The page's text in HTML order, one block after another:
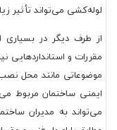
لوله‌کشی می‌تواند تأثیر
از طرف دیگر در
مقررات و استانداردهایی
موضوعاتی مانند محل
ایمنی ساختمان مربوط
می‌تواند به مدیران